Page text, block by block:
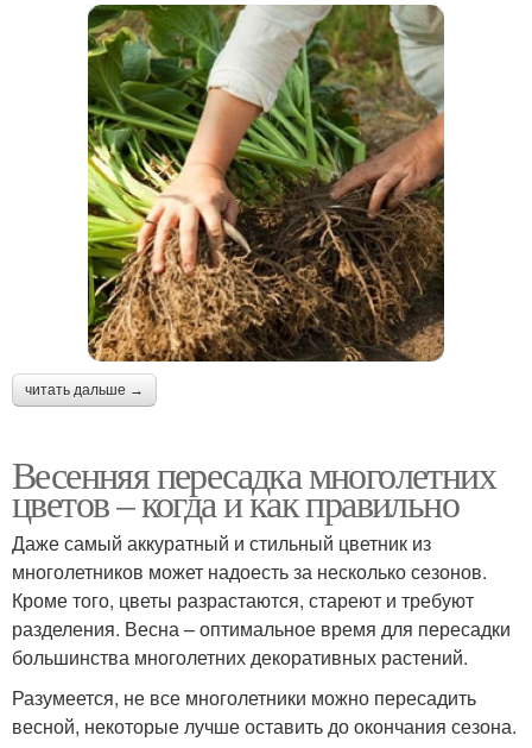
читать дальше →
Весенняя пересадка многолетних
цветов – когда и как правильно
Даже самый аккуратный и стильный цветник из
многолетников может надоесть за несколько сезонов.
Кроме того, цветы разрастаются, стареют и требуют
разделения. Весна – оптимальное время для пересадки
большинства многолетних декоративных растений.
Разумеется, не все многолетники можно пересадить
весной, некоторые лучше оставить до окончания сезона.